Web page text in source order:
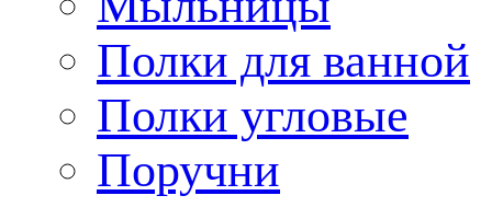
Полки для ванной
Полки угловые
Поручни